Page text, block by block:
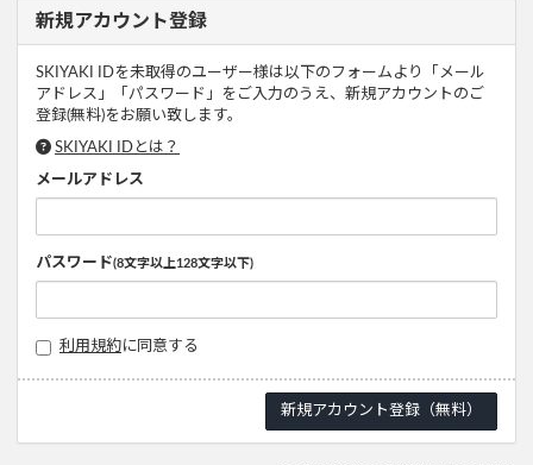
新規アカウント登録
SKIYAKI IDを未取得のユーザー様は以下のフォームより「メール
アドレス」「パスワード」をご入力のうえ、新規アカウントのご
登録(無料)をお願い致します。
SKIYAKI IDとは？
メールアドレス
パスワード(8文字以上128文字以下)
利用規約に同意する